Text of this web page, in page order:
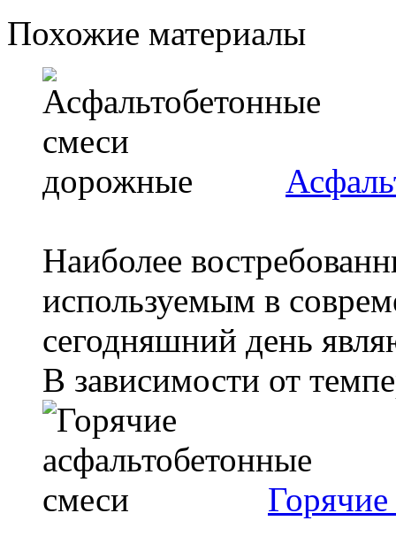
Похожие материалы
Наиболее
используемым в
сегодняшний день
В зависимости от